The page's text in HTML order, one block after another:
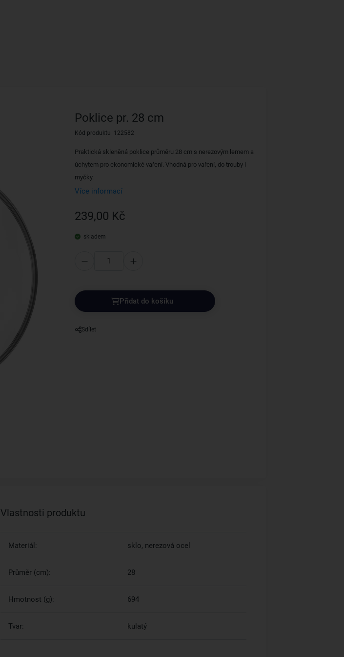
Poklice pr. 28 cm
Kód produktu 122582
Praktická skleněná poklice průměru 28 cm s nerezovým lemem a
úchytem pro ekonomické vaření. Vhodná pro vaření, do trouby i
myčky.
Více informací
239,00 Kč
skladem
Přidat do košíku
Sdílet
Vlastnosti produktu
Materiál: sklo, nerezová ocel
Průměr (cm): 28
Hmotnost (g): 694
Tvar: kulatý